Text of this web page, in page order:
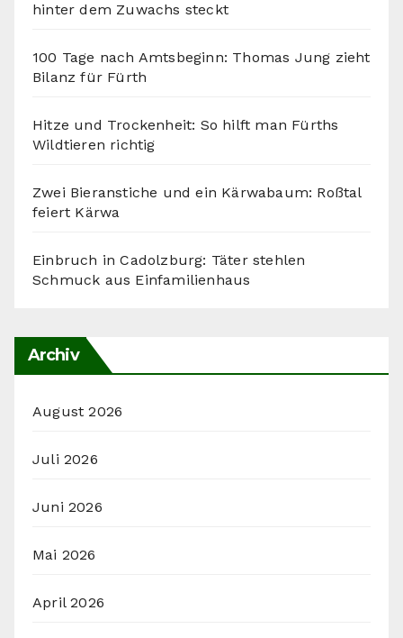
hinter dem Zuwachs steckt
100 Tage nach Amtsbeginn: Thomas Jung zieht
Bilanz für Fürth
Hitze und Trockenheit: So hilft man Fürths
Wildtieren richtig
Zwei Bieranstiche und ein Kärwabaum: Roßtal
feiert Kärwa
Einbruch in Cadolzburg: Täter stehlen
Schmuck aus Einfamilienhaus
Archiv
August 2026
Juli 2026
Juni 2026
Mai 2026
April 2026